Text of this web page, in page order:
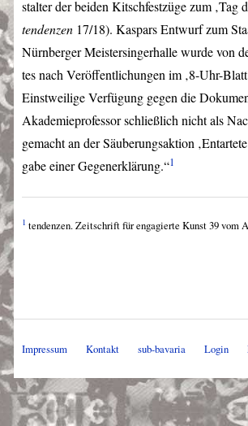
stalter der beiden Kitschfestzüge zum
tendenzen 17/18). Kaspars Entwurf zum
Nürnberger Meistersingerhalle wurde von
tes nach Veröffentlichungen im ‚8-Uhr-
Einstweilige Verfügung gegen die
Akademieprofessor schließlich nicht als
gemacht an der Säuberungsaktion
gabe einer Gegenerklärung.“1
1 tendenzen. Zeitschrift für engagierte Kunst 39 vom
Impressum Kontakt sub-bavaria Login